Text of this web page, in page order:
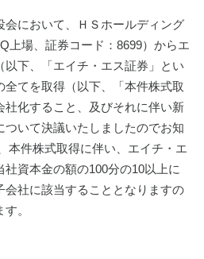
会において、ＨＳホールディング
上場、証券コード：8699）からエ
以下、「エイチ・エス証券」とい
てを取得（以下、「本件株式取
社化すること、及びそれに伴い新
ついて決議いたしましたのでお知
本件株式取得に伴い、エイチ・エ
資本金の額の100分の10以上に
会社に該当することとなりますの
。